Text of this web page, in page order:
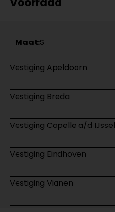
Maat:S
Vestiging Apeldoorn
Vestiging Breda
Vestiging Capelle a/d IJssel
Vestiging Eindhoven
Vestiging Vianen